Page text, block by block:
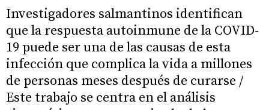
Investigadores salmantinos identifican
que la respuesta autoinmune de la COVID-
19 puede ser una de las causas de esta
infección que complica la vida a millones
de personas meses después de curarse /
Este trabajo se centra en el análisis